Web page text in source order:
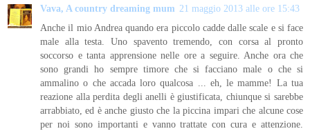
Vava, A country dreaming mum 21 maggio 2013 alle ore 15:43
Anche il mio Andrea quando era piccolo cadde dalle scale e si face
male alla testa. Uno spavento tremendo, con corsa al pronto
soccorso e tanta apprensione nelle ore a seguire. Anche ora che
sono grandi ho sempre timore che si facciano male o che si
ammalino o che accada loro qualcosa ... eh, le mamme! La tua
reazione alla perdita degli anelli è giustificata, chiunque si sarebbe
arrabbiato, ed è anche giusto che la piccina impari che alcune cose
per noi sono importanti e vanno trattate con cura e attenzione.